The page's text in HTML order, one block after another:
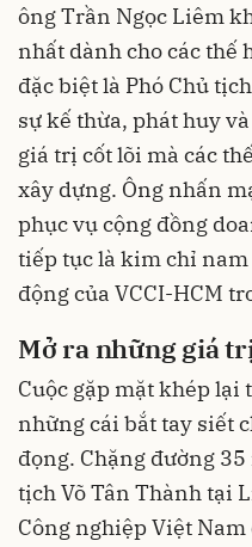
ông Trần Ngọc Liêm
nhất dành cho các thế
đặc biệt là Phó Chủ
sự kế thừa, phát huy
giá trị cốt lõi mà các
xây dựng. Ông nhấn
phục vụ cộng đồng
tiếp tục là kim chỉ
động của VCCI-HCM
Mở ra những giá
Cuộc gặp mặt khép
những cái bắt tay siết
đọng. Chặng đường
tịch Võ Tân Thành tại
Công nghiệp Việt